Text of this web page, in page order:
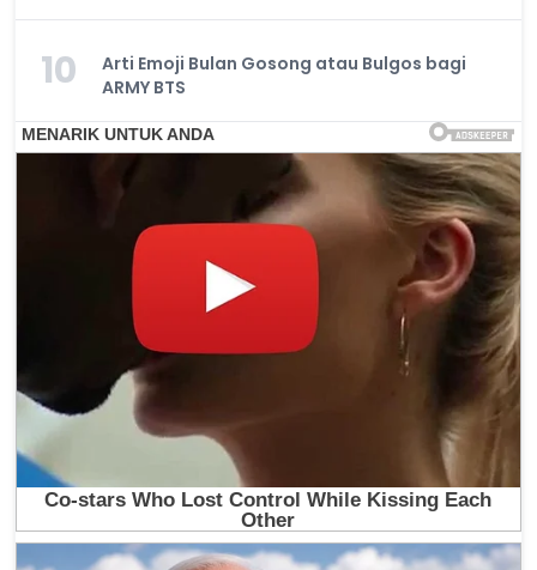
10
Arti Emoji Bulan Gosong atau Bulgos bagi
ARMY BTS